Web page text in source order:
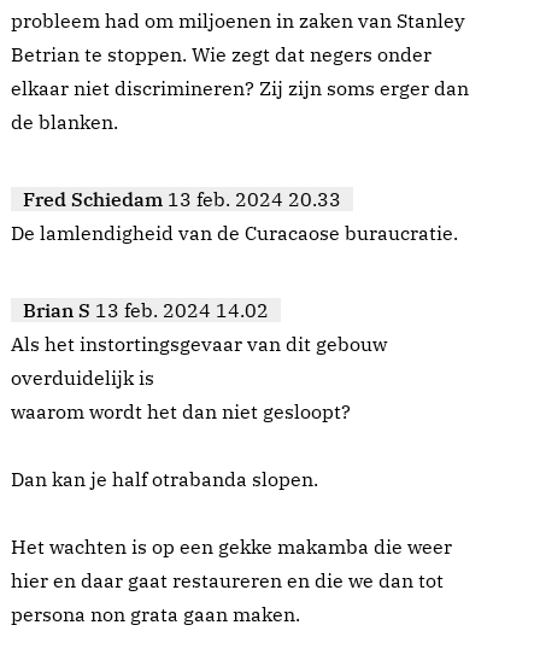
probleem had om miljoenen in zaken van Stanley
Betrian te stoppen. Wie zegt dat negers onder
elkaar niet discrimineren? Zij zijn soms erger dan
de blanken.
Fred Schiedam 13 feb. 2024 20.33
De lamlendigheid van de Curacaose buraucratie.
Brian S 13 feb. 2024 14.02
Als het instortingsgevaar van dit gebouw
overduidelijk is
waarom wordt het dan niet gesloopt?
Dan kan je half otrabanda slopen.
Het wachten is op een gekke makamba die weer
hier en daar gaat restaureren en die we dan tot
persona non grata gaan maken.